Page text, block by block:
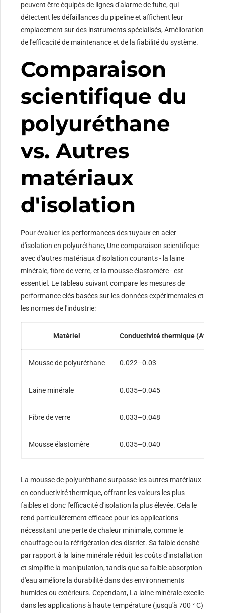
peuvent être équipés de lignes d'alarme de fuite, qui
détectent les défaillances du pipeline et affichent leur
emplacement sur des instruments spécialisés, Amélioration
de l'efficacité de maintenance et de la fiabilité du système.
Comparaison
scientifique du
polyuréthane
vs. Autres
matériaux
d'isolation
Pour évaluer les performances des tuyaux en acier
d'isolation en polyuréthane, Une comparaison scientifique
avec d'autres matériaux d'isolation courants - la laine
minérale, fibre de verre, et la mousse élastomère - est
essentiel. Le tableau suivant compare les mesures de
performance clés basées sur les données expérimentales et
les normes de l'industrie:
Matériel Conductivité thermique (Avec(m
Mousse de polyuréthane 0.022–0.03
Laine minérale 0.035–0.045
Fibre de verre 0.033–0.048
Mousse élastomère 0.035–0.040
La mousse de polyuréthane surpasse les autres matériaux
en conductivité thermique, offrant les valeurs les plus
faibles et donc l'efficacité d'isolation la plus élevée. Cela le
rend particulièrement efficace pour les applications
nécessitant une perte de chaleur minimale, comme le
chauffage ou la réfrigération des district. Sa faible densité
par rapport à la laine minérale réduit les coûts d'installation
et simplifie la manipulation, tandis que sa faible absorption
d'eau améliore la durabilité dans des environnements
humides ou extérieurs. Cependant, La laine minérale excelle
dans les applications à haute température (jusqu'à 700 ° C)